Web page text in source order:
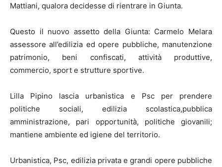
Mattiani, qualora decidesse di rientrare in Giunta.
Questo il nuovo assetto della Giunta: Carmelo Melara
assessore all’edilizia ed opere pubbliche, manutenzione
patrimonio, beni confiscati, attività produttive,
commercio, sport e strutture sportive.
Lilla Pipino lascia urbanistica e Psc per prendere
politiche sociali, edilizia scolastica,pubblica
amministrazione, pari opportunità, politiche giovanili;
mantiene ambiente ed igiene del territorio.
Urbanistica, Psc, edilizia privata e grandi opere pubbliche